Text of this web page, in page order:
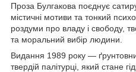
Проза Булгакова поєднує
містичні мотиви та тонкий
роздуми про владу і свободу,
та моральний вибір людини.
Видання 1989 року —
твердій палітурці, який стане